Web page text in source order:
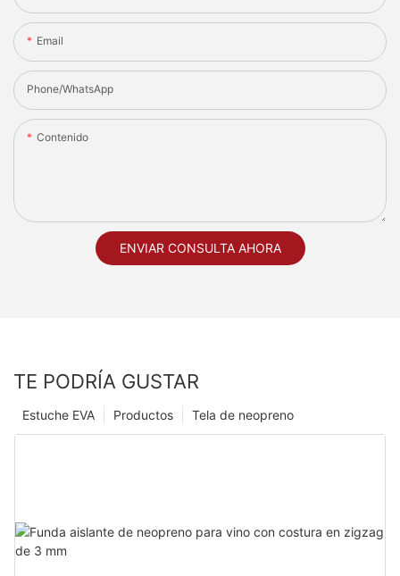
Email
Phone/whatsApp
Contenido
ENVIAR CONSULTA AHORA
TE PODRÍA GUSTAR
Tela de neopreno
Productos
Estuche EVA